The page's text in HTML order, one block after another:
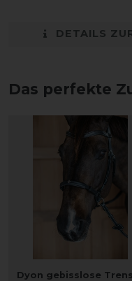
DETAILS
Das perfekte
Dyon gebisslose